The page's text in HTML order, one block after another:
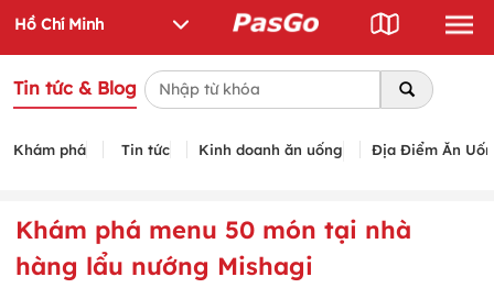
Tin tức & Blog
Khám phá Tin tức Kinh doanh ăn uống Địa Điểm Ăn
Khám phá menu 50 món tại nhà
hàng lẩu nướng Mishagi